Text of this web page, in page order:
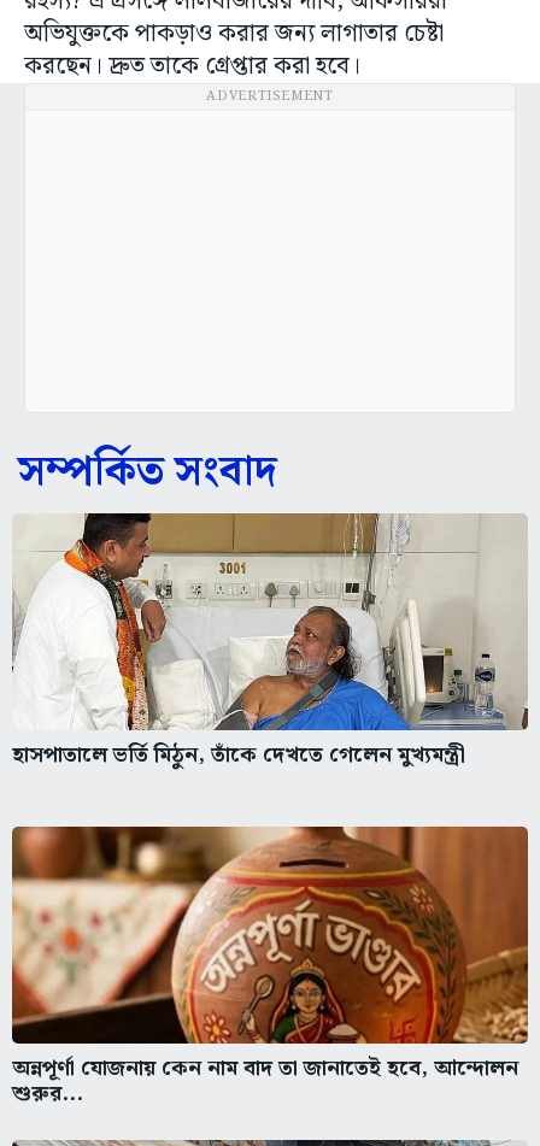
অভিযুক্তকে পাকড়াও করার জন্য লাগাতার চেষ্টা
করছেন। দ্রুত তাকে গ্রেপ্তার করা হবে।
ADVERTISEMENT
সম্পর্কিত সংবাদ
হাসপাতালে ভর্তি মিঠুন, তাঁকে দেখতে গেলেন মুখ্যমন্ত্রী
অন্নপূর্ণা যোজনায় কেন নাম বাদ তা জানাতেই হবে, আন্দোলন
শুরুর...